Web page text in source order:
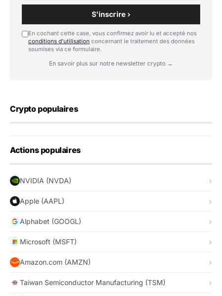
S'inscrire ›
En cochant cette case, vous confirmez avoir lu et accepté nos
conditions d'utilisation concernant le traitement des données
soumises via ce formulaire.
En savoir plus sur notre newsletter crypto →
Crypto populaires
Actions populaires
NVIDIA (NVDA)
Apple (AAPL)
Alphabet (GOOGL)
Microsoft (MSFT)
Amazon.com (AMZN)
Taiwan Semiconductor Manufacturing (TSM)